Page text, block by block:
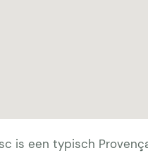
is een typisch